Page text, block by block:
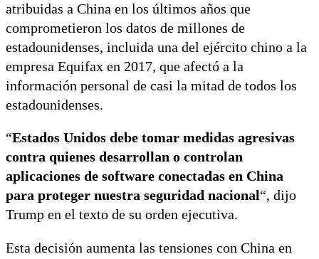
atribuidas a China en los últimos años que
comprometieron los datos de millones de
estadounidenses, incluida una del ejército chino a la
empresa Equifax en 2017, que afectó a la
información personal de casi la mitad de todos los
estadounidenses.
“Estados Unidos debe tomar medidas agresivas
contra quienes desarrollan o controlan
aplicaciones de software conectadas en China
para proteger nuestra seguridad nacional“, dijo
Trump en el texto de su orden ejecutiva.
Esta decisión aumenta las tensiones con China en